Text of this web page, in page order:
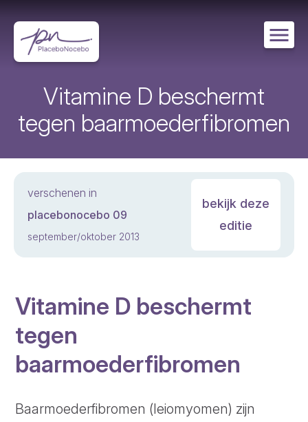
en
naar
de
Vitamine D beschermt
tegen baarmoederfibromen
verschenen in
placebonocebo 09
september/oktober 2013
bekijk deze
editie
Vitamine D beschermt
tegen
baarmoederfibromen
Baarmoederfibromen (leiomyomen) zijn